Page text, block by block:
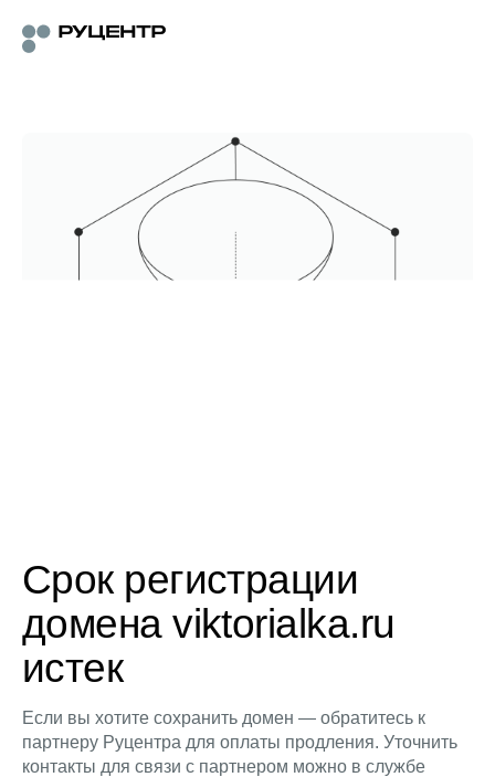
Срок регистрации
домена viktorialka.ru
истек
Если вы хотите сохранить домен — обратитесь к
партнеру Руцентра для оплаты продления. Уточнить
контакты для связи с партнером можно в службе